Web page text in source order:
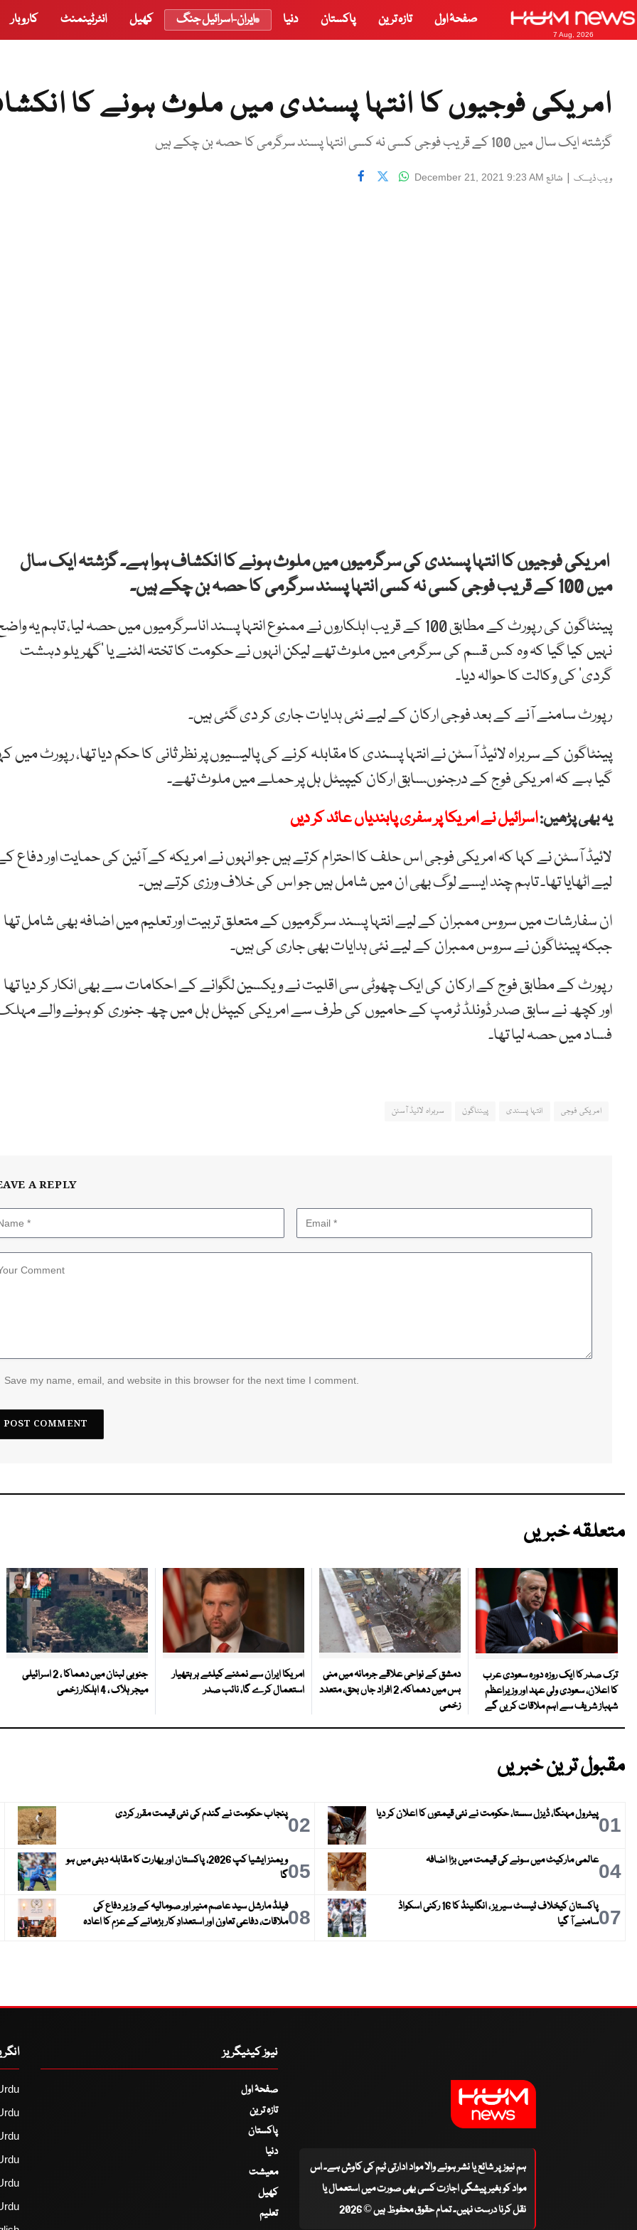
7 Aug, 2026
صفحۂ اول تازہ ترین پاکستان دنیا ایران-اسرائیل جنگ کھیل انٹرٹینمنٹ کاروبار
امریکی فوجیوں کا انتہا پسندی میں ملوث ہونے کا
گزشتہ ایک سال میں 100 کے قریب فوجی کسی نہ کسی انتہا پسند سرگرمی کا حصہ بن چکے ہیں
ویب ڈیسک | شائع December 21, 2021 9:23 AM
امریکی فوجیوں کا انتہا پسندی کی سرگرمیوں میں ملوث ہونے کا انکشاف ہوا ہے۔ گزشتہ ایک سال
میں 100 کے قریب فوجی کسی نہ کسی انتہا پسند سرگرمی کا حصہ بن چکے ہیں۔
پینٹاگون کی رپورٹ کے مطابق 100 کے قریب اہلکاروں نے ممنوع انتہا پسند اناسرگرمیوں میں حصہ لیا، تاہم یہ
نہیں کیا گیا کہ وہ کس قسم کی سرگرمی میں ملوث تھے لیکن انہوں نے حکومت کا تختہ الٹنے یا ’گھریلو دہشت
گردی‘ کی وکالت کا حوالہ دیا۔
رپورٹ سامنے آنے کے بعد فوجی ارکان کے لیے نئی ہدایات جاری کر دی گئی ہیں۔
پینٹاگون کے سربراہ لائیڈ آسٹن نے انتہا پسندی کا مقابلہ کرنے کی پالیسیوں پر نظر ثانی کا حکم دیا تھا، رپورٹ میں
گیا ہے کہ امریکی فوج کے درجنوںسابق ارکان کیپیٹل ہل پر حملے میں ملوث تھے۔
یہ بھی پڑھیں:اسرائیل نے امریکا پر سفری پابندیاں عائد کر دیں
لائیڈ آسٹن نے کہا کہ امریکی فوجی اس حلف کا احترام کرتے ہیں جو انہوں نے امریکہ کے آئین کی حمایت اور دفاع
لیے اٹھایا تھا۔ تاہم چند ایسے لوگ بھی ان میں شامل ہیں جو اس کی خلاف ورزی کرتے ہیں۔
ان سفارشات میں سروس ممبران کے لیے انتہا پسند سرگرمیوں کے متعلق تربیت اور تعلیم میں اضافہ بھی شامل تھا
جبکہ پینٹاگون نے سروس ممبران کے لیے نئی ہدایات بھی جاری کی ہیں۔
رپورٹ کے مطابق فوج کے ارکان کی ایک چھوٹی سی اقلیت نے ویکسین لگوانے کے احکامات سے بھی انکار کر دیا تھا
اور کچھ نے سابق صدر ڈونلڈ ٹرمپ کے حامیوں کی طرف سے امریکی کیپٹل ہل میں چھ جنوری کو ہونے والے
فساد میں حصہ لیا تھا۔
امریکی فوجی انتہا پسندی پینٹاگون سربراہ لائیڈ آسٹن
A REPLY
Save my name, email, and website in this browser for the next time I comment.
متعلقہ خبریں
ترک صدر کا ایک روزہ دورہ سعودی عرب
کا اعلان، سعودی ولی عہد اور وزیراعظم
شہباز شریف سے اہم ملاقات کریں گے
دمشق کے نواحی علاقے جرمانہ میں منی
بس میں دھماکہ، 2 افراد جاں بحق، متعدد
زخمی
امریکا ایران سے نمٹنے کیلئے ہر ہتھیار
استعمال کرے گا، نائب صدر
جنوبی لبنان میں دھماکا ، 2 اسرائیلی
میجر ہلاک ، 4 اہلکار زخمی
مقبول ترین خبریں
01پیٹرول مہنگا، ڈیزل سستا، حکومت نے نئی قیمتوں کا اعلان کر دیا 02پنجاب حکومت نے گندم کی نئی قیمت مقرر کردی
04عالمی مارکیٹ میں سونے کی قیمت میں بڑا اضافہ 05
ویمنز ایشیا کپ 2026، پاکستان اور بھارت کا مقابلہ دبئی میں ہو
گا
07
پاکستان کیخلاف ٹیسٹ سیریز ، انگلینڈ کا 16 رکنی اسکواڈ
سامنے آ گیا
08فیلڈ مارشل سید عاصم منیر اور صومالیہ کے وزیر دفاع کی
ملاقات، دفاعی تعاون اور استعدادِ کار بڑھانے کے عزم کا اعادہ
ہم نیوز پر شائع یا نشر ہونے والا مواد ادارتی ٹیم کی کاوش ہے۔ اس
مواد کو بغیر پیشگی اجازت کسی بھی صورت میں استعمال یا
نقل کرنا درست نہیں۔ تمام حقوق محفوظ ہیں © 2026
نیوز کیٹیگریز
صفحۂ اول
تازہ ترین
پاکستان
دنیا
معیشت
کھیل
تعلیم